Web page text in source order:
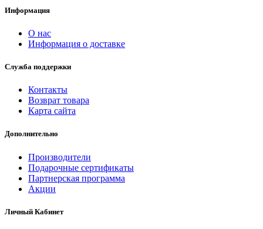
Информация
О нас
Информация о доставке
Служба поддержки
Контакты
Возврат товара
Карта сайта
Дополнительно
Производители
Подарочные сертификаты
Партнерская программа
Акции
Личный Кабинет